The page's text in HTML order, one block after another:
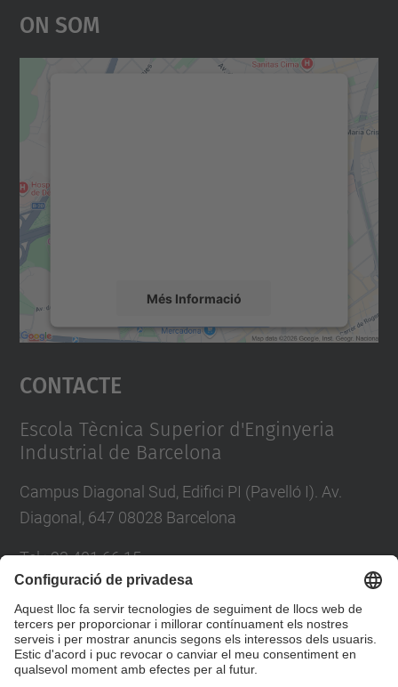
On Som
Més Informació
Accepta
powered by
Contacte
Escola Tècnica Superior d'Enginyeria
Industrial de Barcelona
Campus Diagonal Sud, Edifici PI (Pavelló I). Av.
Diagonal, 647 08028 Barcelona
Tel.:93 401 66 15
Directori UPC
Formulari de contacte